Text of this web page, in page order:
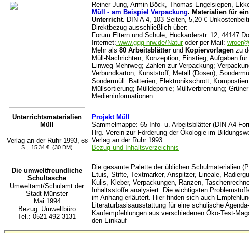
Reiner Jung, Armin Böck, Thomas Engelsiepen,
Müll - am Beispiel Verpackung. Materialien für
Unterricht. DIN A 4, 103 Seiten, 5,20 €
Direktbezug ausschließlich über:
Forum Eltern und Schule, Huckarderstr. 12, 44147
Internet: www.ggg-nrw.de/Naturoder per Mail:
Mehr als 80 Arbeitsblätter und Kopiervorlagen zu
Müll-Nachrichten; Konzeption; Einstieg; Aufgaben
Einweg-Mehrweg; Zahlen zur Verpackung;
Verbundkarton, Kunststoff, Metall (Dosen);
Sondermüll: Batterien, Elektronikschrott;
Müllsortierung; Mülldeponie; Müllverbrennung;
Medieninformationen.
Unterrichtsmaterialien
Müll
Verlag an der Ruhr 1993, 68
S., 15,34 € (30 DM)
Projekt Müll
Sammelmappe: 65 Info- u. Arbeitsblätter (DIN-A4-
Hrg. Verein zur Förderung der Ökologie im
Verlag an der Ruhr 1993
Bezug und Inhaltsverzeichnis
Die umweltfreundliche
Schultasche
Umweltamt/Schulamt der
Stadt Münster
Mai 1994
Bezug: Umweltbüro
Tel.: 0521-492-3131
Die gesamte Palette der üblichen Schulmaterialien
Etuis, Stifte, Textmarker, Anspitzer, Lineale,
Kulis, Kleber, Verpackungen, Ranzen,
Inhaltsstoffe analysiert. Die wichtigsten
im Anhang erläutert. Hier finden sich auch
Literaturbasisausstattung für eine schulische
Kaufempfehlungen aus verschiedenen Öko-Test-
den Einkauf